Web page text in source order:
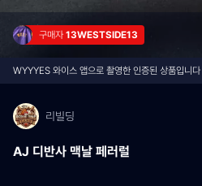
구매자 13WESTSIDE13
WYYYES 와이스 앱으로 촬영한 인증된 상품입니다
리빌딩
AJ 디반사 맥날 페러럴